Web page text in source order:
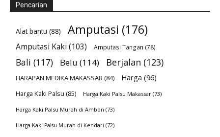
Pencarian
Alat bantu (88) Amputasi (176)
Amputasi Kaki (103) Amputasi Tangan (78)
Bali (117) Belu (114) Berjalan (123)
HARAPAN MEDIKA MAKASSAR (84) Harga (96)
Harga Kaki Palsu (85) Harga Kaki Palsu Makassar (73)
Harga Kaki Palsu Murah di Ambon (73)
Harga Kaki Palsu Murah di Kendari (72)